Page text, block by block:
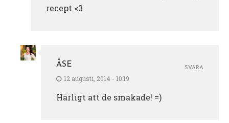
recept <3
ÅSE
12 augusti, 2014 - 10:19
Härligt att de smakade! =)
SVARA